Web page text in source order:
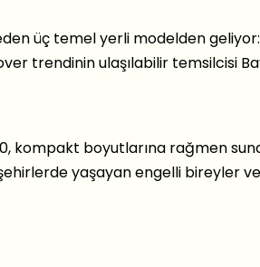
üç temel yerli modelden
trendinin ulaşılabilir temsilcisi
kompakt boyutlarına rağmen
yaşayan engelli bireyler